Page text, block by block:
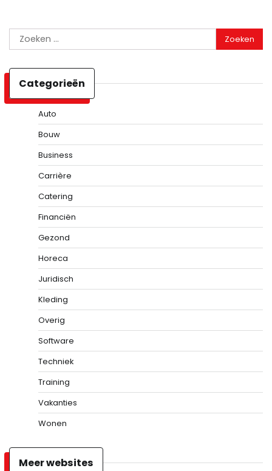
Zoeken
naar:
Categorieën
Auto
Bouw
Business
Carrière
Catering
Financiën
Gezond
Horeca
Juridisch
Kleding
Overig
Software
Techniek
Training
Vakanties
Wonen
Meer websites